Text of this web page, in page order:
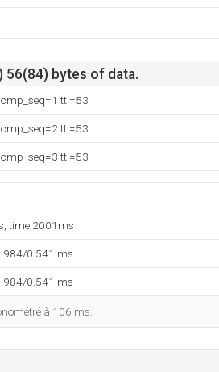
56(84) bytes of data.
ttl=53
ttl=53
ttl=53
time 2001ms
0.541 ms
0.541 ms
à 106 ms.